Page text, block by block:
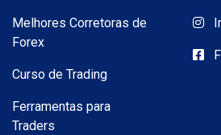
Melhores Corretoras de
Forex
Curso de Trading
Ferramentas para
Traders